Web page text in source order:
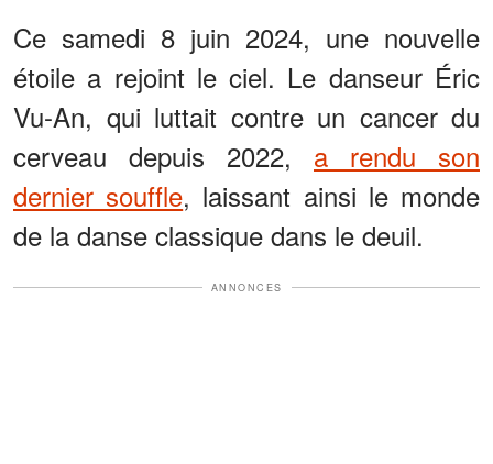
Ce samedi 8 juin 2024, une nouvelle
étoile a rejoint le ciel. Le danseur Éric
Vu-An, qui luttait contre un cancer du
cerveau depuis 2022, a rendu son
dernier souffle, laissant ainsi le monde
de la danse classique dans le deuil.
ANNONCES